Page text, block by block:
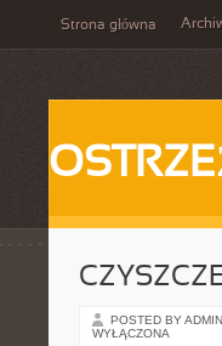
Strona główna
POSTED BY ADMIN
WYŁĄCZONA